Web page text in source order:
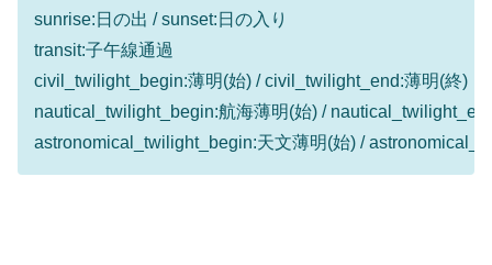
sunrise:日の出 / sunset:日の入り
transit:子午線通過
civil_twilight_begin:薄明(始) / civil_twilight_end:薄明(終)
nautical_twilight_begin:航海薄明(始) /
astronomical_twilight_begin:天文薄明(始) /